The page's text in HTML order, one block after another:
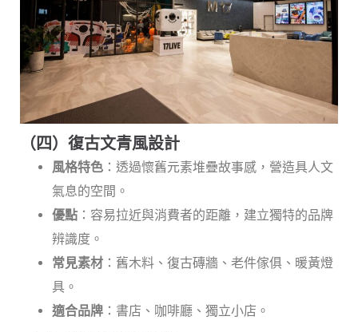
（四）復古文青風設計
風格特色 ：透過懷舊元素堆疊故事感，營造具人文
氣息的空間。
優點 ：容易拉近與消費者的距離，建立獨特的品牌
辨識度。
常見素材 ：舊木料、復古磚牆、老件傢俱、暖黃燈
具。
適合品牌 ：書店、咖啡廳、獨立小店。